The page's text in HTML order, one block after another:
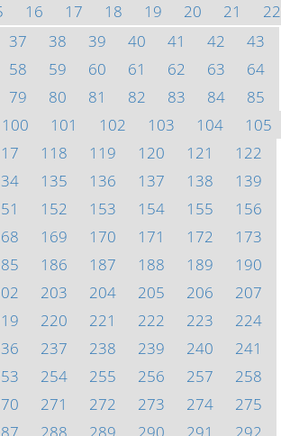
16 17 18 19 20 21
22
37 38 39 40 41 42
43
58 59 60 61 62 63
64
79 80 81 82 83 84
85
100 101 102 103 104
105
118 119 120 121
122
135 136 137 138
139
152 153 154 155
156
169 170 171 172
173
186 187 188 189
190
203 204 205 206
207
220 221 222 223
224
237 238 239 240
241
254 255 256 257
258
271 272 273 274
275